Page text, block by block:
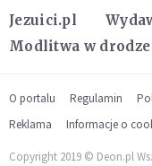
Jezuici.pl
Modlitwa w drodze
O portalu Regulamin
Reklama
Informacje o
Copyright 2019 © Deon.pl